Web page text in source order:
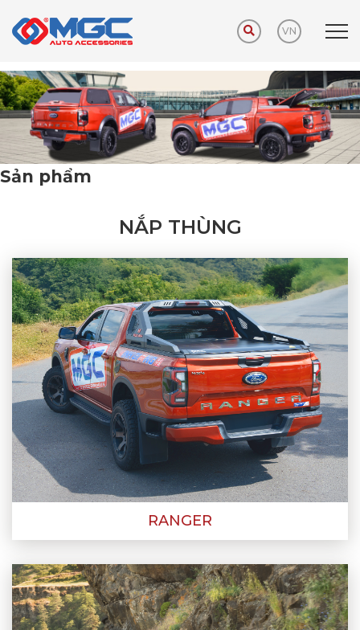
VN
Trang chủ Sản phẩm Nắp thùng
Sản phẩm
NẮP THÙNG
RANGER